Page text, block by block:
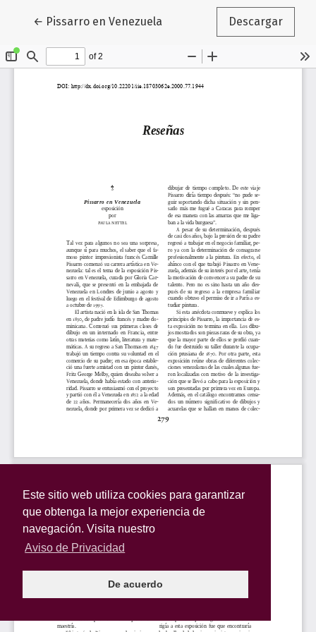
Este sitio web utiliza cookies para garantizar
que obtenga la mejor experiencia de
navegación. Visita nuestro
Aviso de Privacidad
De acuerdo
← Volver a los detalles del artículo
Pissarro en Venezuela Descargar